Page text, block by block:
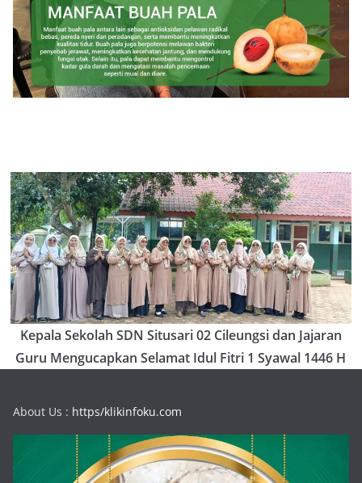
Kepala Sekolah SDN Situsari 02 Cileungsi dan Jajaran
Guru Mengucapkan Selamat Idul Fitri 1 Syawal 1446 H
About Us : https/klikinfoku.com